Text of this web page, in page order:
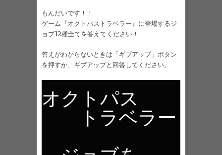
もんだいです！！
ゲーム『オクトパストラベラー』に登場するジ
ョブ12種全てを答えてください！
答えがわからないときは「ギブアップ」ボタン
を押すか、ギブアップと回答してください。